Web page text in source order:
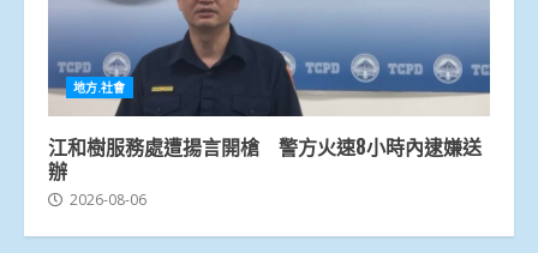
地方.社會
江和樹服務處遭揚言開槍 警方火速8小時內逮嫌送
辦
2026-08-06